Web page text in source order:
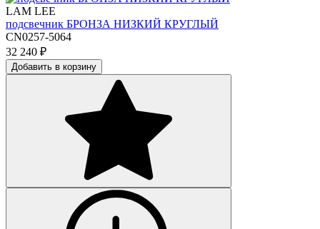
LAM LEE
подсвечник БРОНЗА НИЗКИЙ КРУГЛЫЙ
CN0257-5064
32 240 ₽
Добавить в корзину